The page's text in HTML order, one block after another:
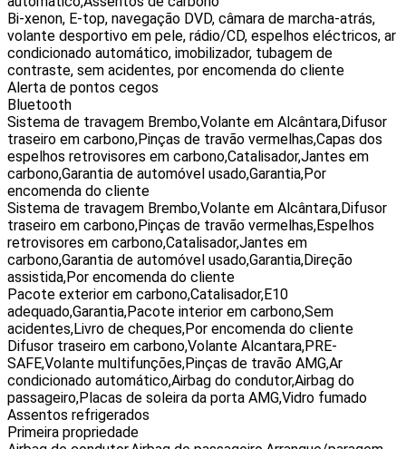
Bi-xenon, E-top, navegação DVD, câmara de marcha-atrás,
volante desportivo em pele, rádio/CD, espelhos eléctricos, ar
condicionado automático, imobilizador, tubagem de
contraste, sem acidentes, por encomenda do cliente
Alerta de pontos cegos
Bluetooth
Sistema de travagem Brembo,Volante em Alcântara,Difusor
traseiro em carbono,Pinças de travão vermelhas,Capas dos
espelhos retrovisores em carbono,Catalisador,Jantes em
carbono,Garantia de automóvel usado,Garantia,Por
encomenda do cliente
Sistema de travagem Brembo,Volante em Alcântara,Difusor
traseiro em carbono,Pinças de travão vermelhas,Espelhos
retrovisores em carbono,Catalisador,Jantes em
carbono,Garantia de automóvel usado,Garantia,Direção
assistida,Por encomenda do cliente
Pacote exterior em carbono,Catalisador,E10
adequado,Garantia,Pacote interior em carbono,Sem
acidentes,Livro de cheques,Por encomenda do cliente
Difusor traseiro em carbono,Volante Alcantara,PRE-
SAFE,Volante multifunções,Pinças de travão AMG,Ar
condicionado automático,Airbag do condutor,Airbag do
passageiro,Placas de soleira da porta AMG,Vidro fumado
Assentos refrigerados
Primeira propriedade